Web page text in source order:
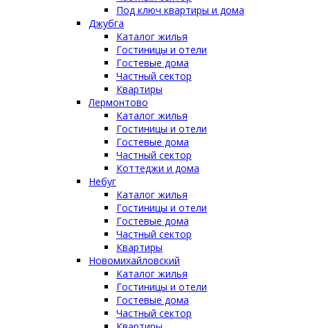
Под ключ квартиры и дома
Джубга
Каталог жилья
Гостиницы и отели
Гостевые дома
Частный сектор
Квартиры
Лермонтово
Каталог жилья
Гостиницы и отели
Гостевые дома
Частный сектор
Коттеджи и дома
Небуг
Каталог жилья
Гостиницы и отели
Гостевые дома
Частный сектор
Квартиры
Новомихайловский
Каталог жилья
Гостиницы и отели
Гостевые дома
Частный сектор